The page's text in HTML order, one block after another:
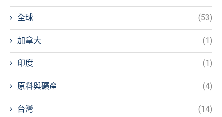
全球 (53)
加拿大 (1)
印度 (1)
原料與礦產 (4)
台灣 (14)